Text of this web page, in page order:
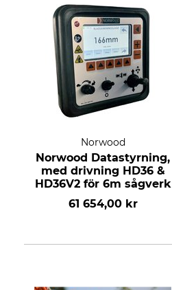
Norwood
Norwood Datastyrning,
med drivning HD36 &
HD36V2 för 6m sågverk
61 654,00 kr